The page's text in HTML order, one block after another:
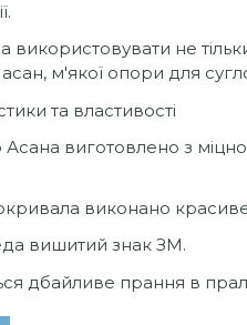
не
м'якої опори для
та властивості
виготовлено з
виконано красиве
вишитий знак ЗМ.
дбайливе прання в